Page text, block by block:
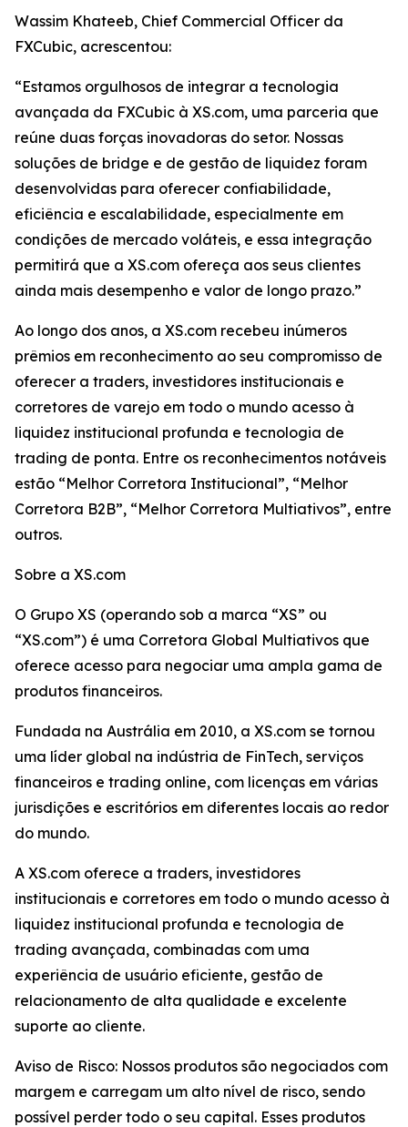
Wassim Khateeb, Chief Commercial Officer da
FXCubic, acrescentou:
“Estamos orgulhosos de integrar a tecnologia
avançada da FXCubic à XS.com, uma parceria que
reúne duas forças inovadoras do setor. Nossas
soluções de bridge e de gestão de liquidez foram
desenvolvidas para oferecer confiabilidade,
eficiência e escalabilidade, especialmente em
condições de mercado voláteis, e essa integração
permitirá que a XS.com ofereça aos seus clientes
ainda mais desempenho e valor de longo prazo.”
Ao longo dos anos, a XS.com recebeu inúmeros
prêmios em reconhecimento ao seu compromisso de
oferecer a traders, investidores institucionais e
corretores de varejo em todo o mundo acesso à
liquidez institucional profunda e tecnologia de
trading de ponta. Entre os reconhecimentos notáveis
estão “Melhor Corretora Institucional”, “Melhor
Corretora B2B”, “Melhor Corretora Multiativos”, entre
outros.
Sobre a XS.com
O Grupo XS (operando sob a marca “XS” ou
“XS.com”) é uma Corretora Global Multiativos que
oferece acesso para negociar uma ampla gama de
produtos financeiros.
Fundada na Austrália em 2010, a XS.com se tornou
uma líder global na indústria de FinTech, serviços
financeiros e trading online, com licenças em várias
jurisdições e escritórios em diferentes locais ao redor
do mundo.
A XS.com oferece a traders, investidores
institucionais e corretores em todo o mundo acesso à
liquidez institucional profunda e tecnologia de
trading avançada, combinadas com uma
experiência de usuário eficiente, gestão de
relacionamento de alta qualidade e excelente
suporte ao cliente.
Aviso de Risco: Nossos produtos são negociados com
margem e carregam um alto nível de risco, sendo
possível perder todo o seu capital. Esses produtos